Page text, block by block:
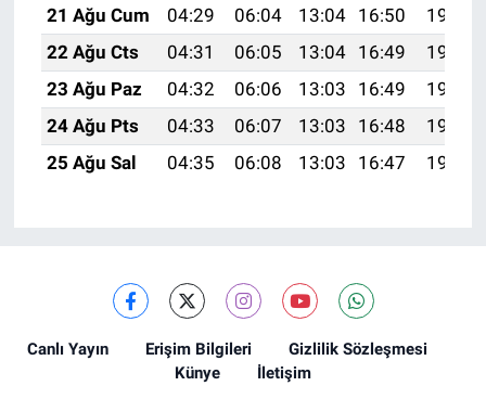
21 Ağu Cum
04:29 06:04 13:04 16:50
19:54
22 Ağu Cts
04:31 06:05 13:04 16:49
19:52
23 Ağu Paz
04:32 06:06 13:03 16:49
19:51
24 Ağu Pts
04:33 06:07 13:03 16:48
19:49
25 Ağu Sal
04:35 06:08 13:03 16:47 19:48
Canlı Yayın Erişim Bilgileri
Gizlilik Sözleşmesi
Künye
İletişim